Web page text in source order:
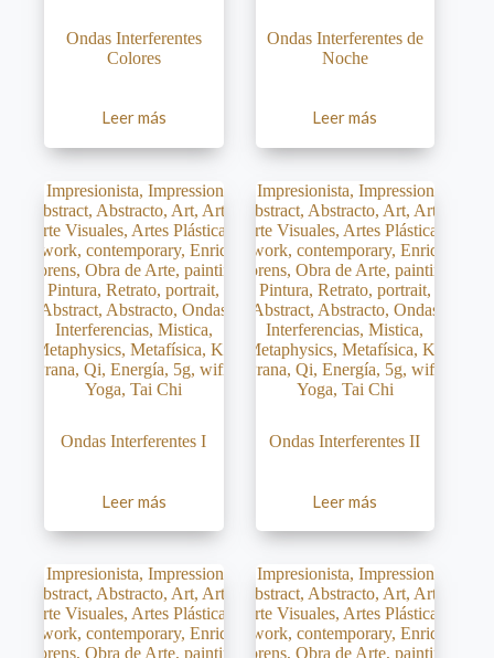
Ondas Interferentes
Colores
Leer más
Ondas Interferentes de
Noche
Leer más
Ondas Interferentes I
Leer más
Ondas Interferentes II
Leer más